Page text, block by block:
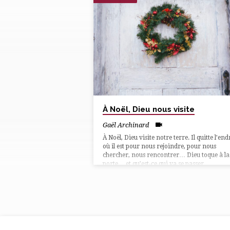
"NOËL"
TAGUÉ
MULTIMEDIAS
À Noël, Dieu nous visite
Gaël Archinard
À Noël, Dieu visite notre terre. Il quitte
où il est pour nous rejoindre, pour nous
chercher, nous rencontrer… Dieu toque à la
porte… et qu’est-ce qui va se passer,